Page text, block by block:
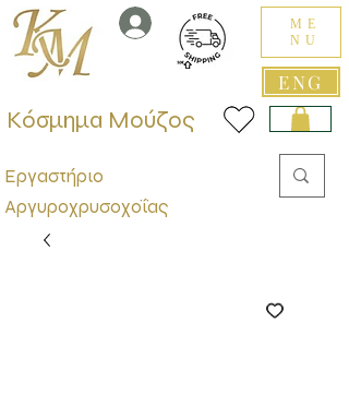
ENG
ME
NU
Εργαστήριο
Αργυροχρυσοχοΐας
Κόσμημα Μούζος